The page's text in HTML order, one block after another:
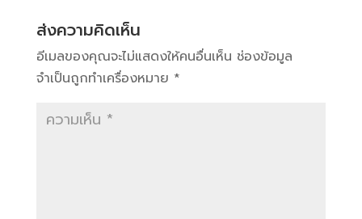
ส่งความคิดเห็น
อีเมลของคุณจะไม่แสดงให้คนอื่นเห็น ช่องข้อมูล
จำเป็นถูกทำเครื่องหมาย *